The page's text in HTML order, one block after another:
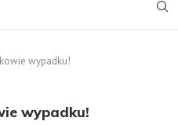
wypadku!
wypadku!